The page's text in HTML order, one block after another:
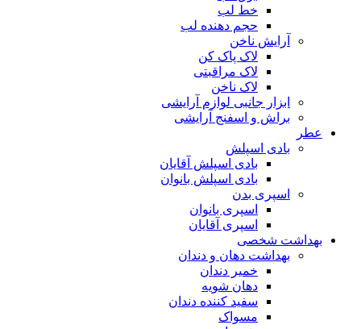
خط لب
حجم دهنده لب
آرایش ناخن
لاک پاک کن
لاک مراقبتی
لاک ناخن
ابزار جانبی لوازم آرایشی
براش و اسفنج آرایشی
عطر
بادی اسپلش
بادی اسپلش آقایان
بادی اسپلش بانوان
اسپری بدن
اسپری بانوان
اسپری آقایان
بهداشت شخصی
بهداشت دهان و دندان
خمیر دندان
دهان شویه
سفید کننده دندان
مسواک